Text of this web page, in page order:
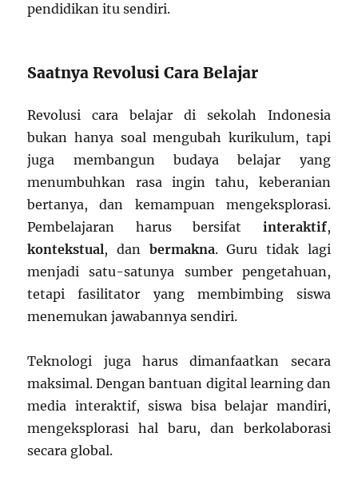
pendidikan itu sendiri.
Saatnya Revolusi Cara Belajar
Revolusi cara belajar di sekolah Indonesia
bukan hanya soal mengubah kurikulum, tapi
juga membangun budaya belajar yang
menumbuhkan rasa ingin tahu, keberanian
bertanya, dan kemampuan mengeksplorasi.
Pembelajaran harus bersifat interaktif,
kontekstual, dan bermakna. Guru tidak lagi
menjadi satu-satunya sumber pengetahuan,
tetapi fasilitator yang membimbing siswa
menemukan jawabannya sendiri.
Teknologi juga harus dimanfaatkan secara
maksimal. Dengan bantuan digital learning dan
media interaktif, siswa bisa belajar mandiri,
mengeksplorasi hal baru, dan berkolaborasi
secara global.